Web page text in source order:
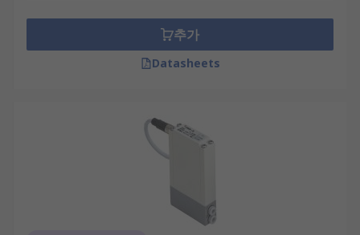
추가
Datasheets